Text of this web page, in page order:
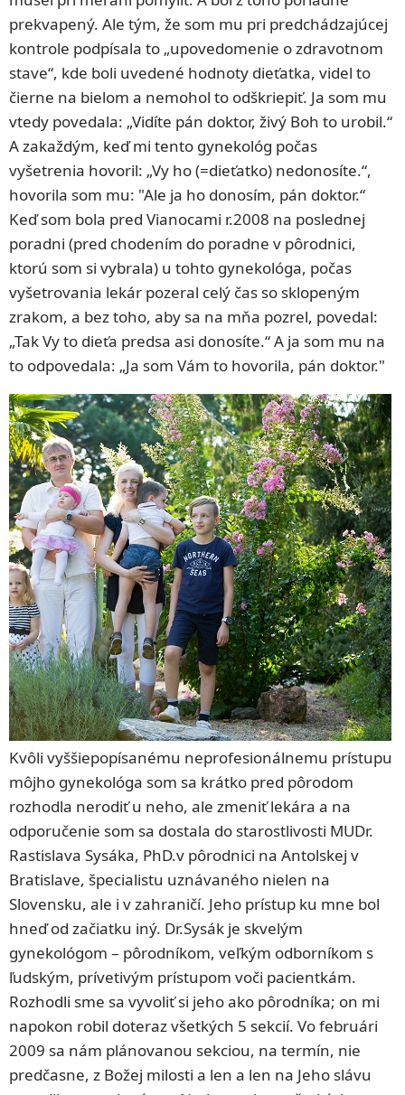
prekvapený. Ale tým, že som mu pri predchádzajúcej
kontrole podpísala to „upovedomenie o zdravotnom
stave“, kde boli uvedené hodnoty dieťatka, videl to
čierne na bielom a nemohol to odškriepiť. Ja som mu
vtedy povedala: „Vidíte pán doktor, živý Boh to urobil.“
A zakaždým, keď mi tento gynekológ počas
vyšetrenia hovoril: „Vy ho (=dieťatko) nedonosíte.“,
hovorila som mu: "Ale ja ho donosím, pán doktor.“
Keď som bola pred Vianocami r.2008 na poslednej
poradni (pred chodením do poradne v pôrodnici,
ktorú som si vybrala) u tohto gynekológa, počas
vyšetrovania lekár pozeral celý čas so sklopeným
zrakom, a bez toho, aby sa na mňa pozrel, povedal:
„Tak Vy to dieťa predsa asi donosíte.“ A ja som mu na
to odpovedala: „Ja som Vám to hovorila, pán doktor."
Kvôli vyššiepopísanému neprofesionálnemu prístupu
môjho gynekológa som sa krátko pred pôrodom
rozhodla nerodiť u neho, ale zmeniť lekára a na
odporučenie som sa dostala do starostlivosti MUDr.
Rastislava Sysáka, PhD.v pôrodnici na Antolskej v
Bratislave, špecialistu uznávaného nielen na
Slovensku, ale i v zahraničí. Jeho prístup ku mne bol
hneď od začiatku iný. Dr.Sysák je skvelým
gynekológom – pôrodníkom, veľkým odborníkom s
ľudským, prívetivým prístupom voči pacientkám.
Rozhodli sme sa vyvoliť si jeho ako pôrodníka; on mi
napokon robil doteraz všetkých 5 sekcií. Vo februári
2009 sa nám plánovanou sekciou, na termín, nie
predčasne, z Božej milosti a len a len na Jeho slávu